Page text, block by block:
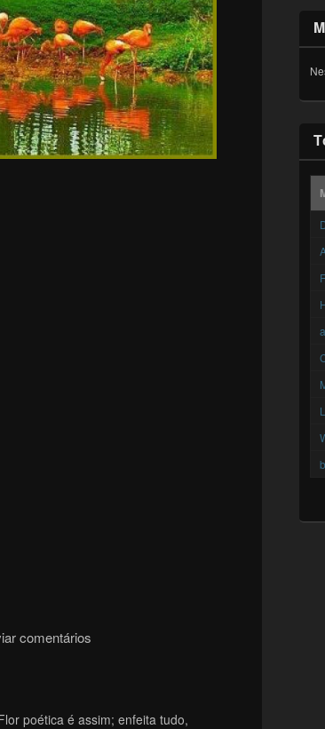
comentários
poética é assim; enfeita tudo,